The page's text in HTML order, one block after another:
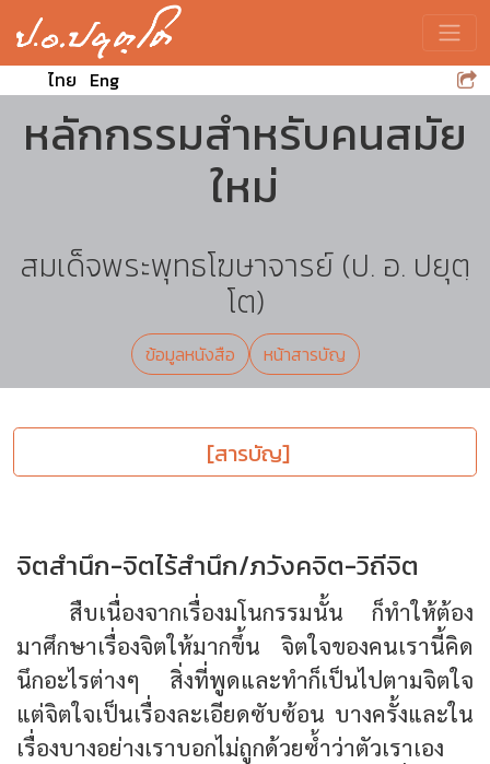
ไทย Eng
หลักกรรมสำหรับคนสมัย
ใหม่
สมเด็จพระพุทธโฆษาจารย์ (ป. อ. ปยุตฺ
โต)
ข้อมูลหนังสือ หน้าสารบัญ
[สารบัญ]
จิตสำนึก-จิตไร้สำนึก/ภวังคจิต-วิถีจิต
สืบเนื่องจากเรื่องมโนกรรมนั้น ก็ทำให้ต้อง
มาศึกษาเรื่องจิตให้มากขึ้น จิตใจของคนเรานี้คิด
นึกอะไรต่างๆ สิ่งที่พูดและทำก็เป็นไปตามจิตใจ
แต่จิตใจเป็นเรื่องละเอียดซับซ้อน บางครั้งและใน
เรื่องบางอย่างเราบอกไม่ถูกด้วยซ้ำว่าตัวเราเอง